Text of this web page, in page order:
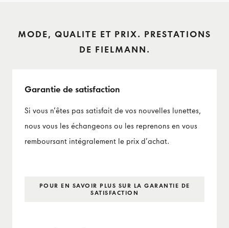
MODE, QUALITE ET PRIX. PRESTATIONS
DE FIELMANN.
Garantie de satisfaction
Si vous n’êtes pas satisfait de vos nouvelles lunettes,
nous vous les échangeons ou les reprenons en vous
remboursant intégralement le prix d’achat.
POUR EN SAVOIR PLUS SUR LA GARANTIE DE
SATISFACTION